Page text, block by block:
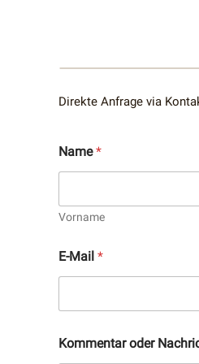
Direkte Anfrage via
Name*
Vorname
E-Mail *
Kommentar oder